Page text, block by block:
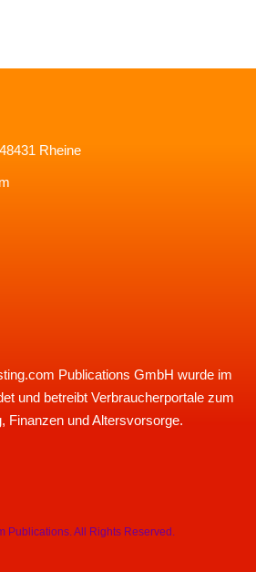
Rheine
Publications GmbH wurde im
und betreibt Verbraucherportale zum
Finanzen und Altersvorsorge.
Publications. All Rights Reserved.